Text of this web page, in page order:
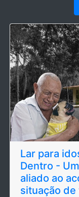
Lar para
Dentro -
aliado ao
situação